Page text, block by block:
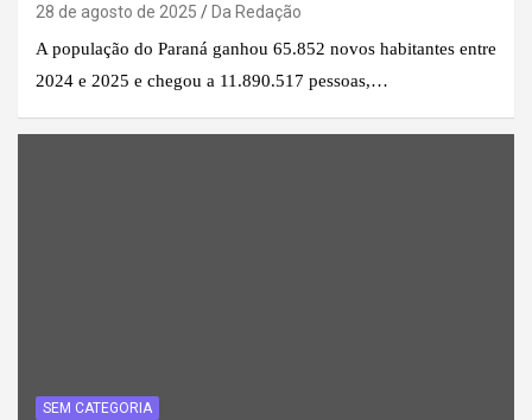
28 de agosto de 2025
Da Redação
A população do Paraná ganhou 65.852 novos habitantes entre
2024 e 2025 e chegou a 11.890.517 pessoas,…
SEM CATEGORIA